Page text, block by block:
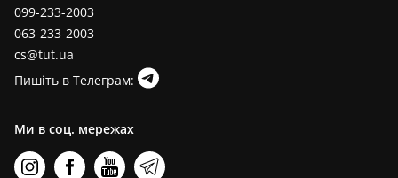
099-233-2003
063-233-2003
cs@tut.ua
Пишіть в Телеграм:
Ми в соц. мережах